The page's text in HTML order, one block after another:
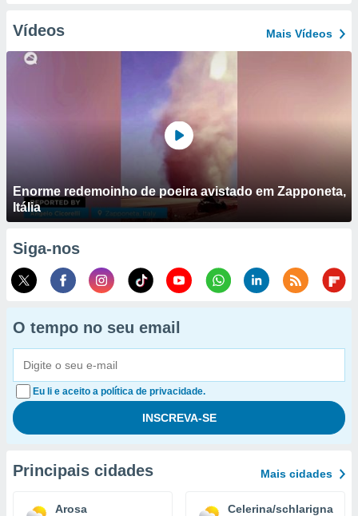
Vídeos Mais Vídeos
Enorme redemoinho de poeira avistado em Zapponeta,
Itália
Siga-nos
O tempo no seu email
Eu li e aceito a política de privacidade.
Principais cidades Mais cidades
Arosa Celerina/schlarigna